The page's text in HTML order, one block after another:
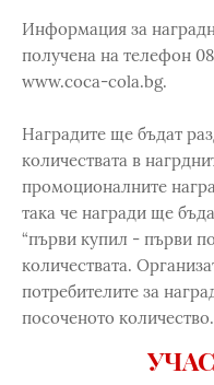
Информация за
получена на телефон
www.coca-cola.bg.
Наградите ще бъдат
количествата в
промоционалните
така че награди ще
“първи купил - първи
количествата.
потребителите за
посоченото количество.